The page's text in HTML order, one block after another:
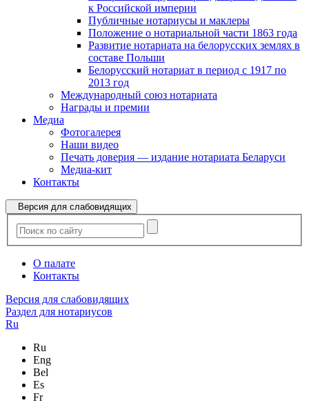
к Российской империи
Публичные нотариусы и маклеры
Положение о нотариальной части 1863 года
Развитие нотариата на белорусских землях в
составе Польши
Белорусский нотариат в период с 1917 по
2013 год
Международный союз нотариата
Награды и премии
Медиа
Фотогалерея
Наши видео
Печать доверия — издание нотариата Беларуси
Медиа-кит
Контакты
Версия для слабовидящих
О палате
Контакты
Версия для слабовидящих
Раздел для нотариусов
Ru
Ru
Eng
Bel
Es
Fr